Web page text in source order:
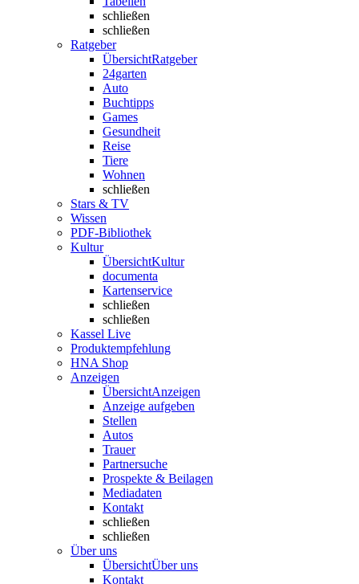
schließen
schließen
Ratgeber
ÜbersichtRatgeber
24garten
Auto
Buchtipps
Games
Gesundheit
Reise
Tiere
Wohnen
schließen
Stars & TV
Wissen
PDF-Bibliothek
Kultur
ÜbersichtKultur
documenta
Kartenservice
schließen
schließen
Kassel Live
Produktempfehlung
HNA Shop
Anzeigen
ÜbersichtAnzeigen
Anzeige aufgeben
Stellen
Autos
Trauer
Partnersuche
Prospekte & Beilagen
Mediadaten
Kontakt
schließen
schließen
Über uns
ÜbersichtÜber uns
Kontakt